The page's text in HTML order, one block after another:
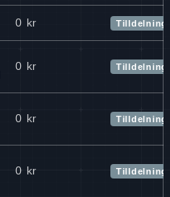
0 kr Tilldelning
0 kr Tilldelning
0 kr Tilldelning
0 kr Tilldelning